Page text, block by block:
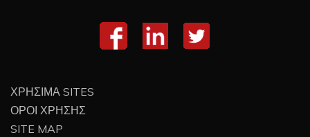
ΧΡΗΣΙΜΑ SITES
ΟΡΟΙ ΧΡΗΣΗΣ
SITE MAP